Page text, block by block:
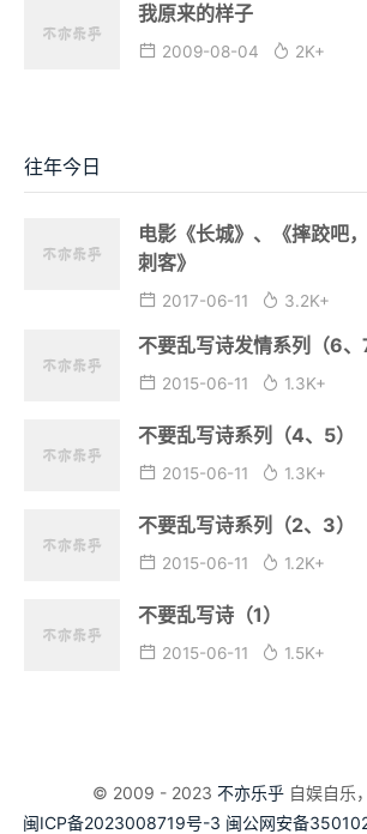
我原来的样子
2009-08-04 2K+
往年今日
电影《长城》、《摔跤吧
刺客》
2017-06-11 3.2K+
不要乱写诗发情系列（6、
2015-06-11 1.3K+
不要乱写诗系列（4、5）
2015-06-11 1.3K+
不要乱写诗系列（2、3）
2015-06-11 1.2K+
不要乱写诗（1）
2015-06-11 1.5K+
© 2009 - 2023 不亦乐乎 自娱自乐
闽ICP备2023008719号-3 闽公网安备